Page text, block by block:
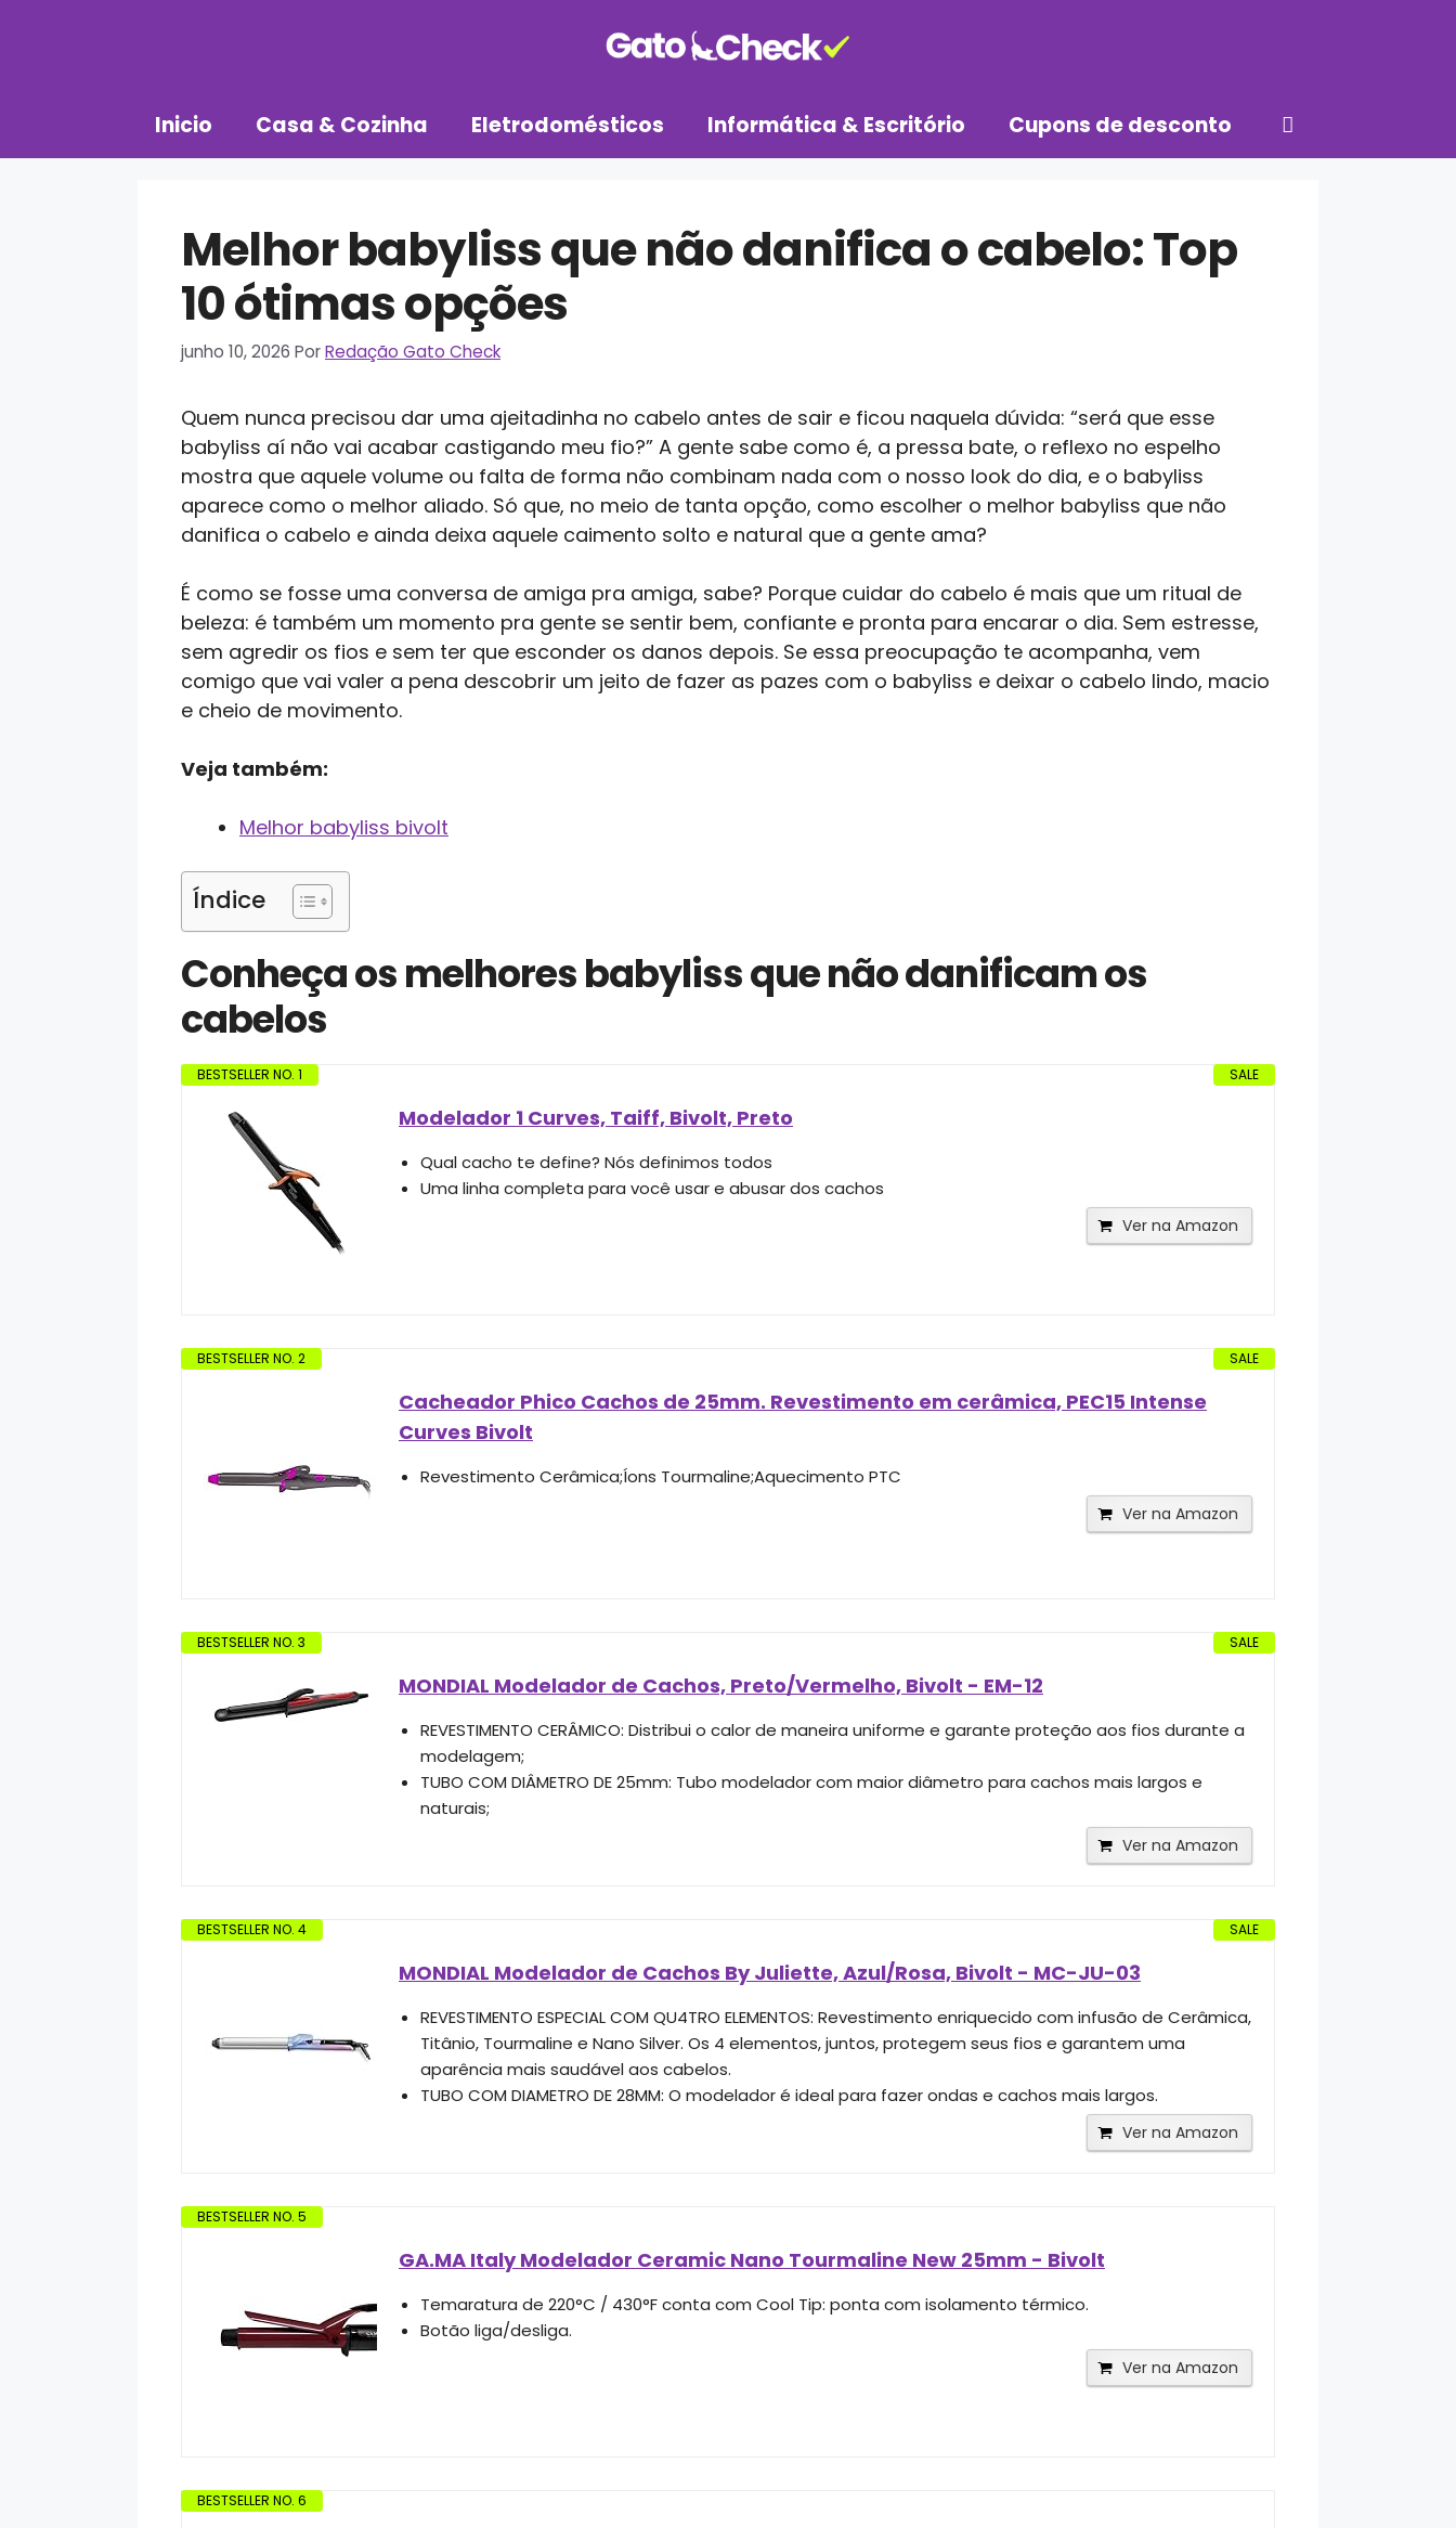
Inicio Casa & Cozinha Eletrodomésticos Informática & Escritório Cupons de desconto
Melhor babyliss que não danifica o cabelo: Top
10 ótimas opções
junho 10, 2026 PorRedação Gato Check
Quem nunca precisou dar uma ajeitadinha no cabelo antes de sair e ficou naquela dúvida: “será que esse
babyliss aí não vai acabar castigando meu fio?” A gente sabe como é, a pressa bate, o reflexo no espelho
mostra que aquele volume ou falta de forma não combinam nada com o nosso look do dia, e o babyliss
aparece como o melhor aliado. Só que, no meio de tanta opção, como escolher o melhor babyliss que não
danifica o cabelo e ainda deixa aquele caimento solto e natural que a gente ama?
É como se fosse uma conversa de amiga pra amiga, sabe? Porque cuidar do cabelo é mais que um ritual de
beleza: é também um momento pra gente se sentir bem, confiante e pronta para encarar o dia. Sem estresse,
sem agredir os fios e sem ter que esconder os danos depois. Se essa preocupação te acompanha, vem
comigo que vai valer a pena descobrir um jeito de fazer as pazes com o babyliss e deixar o cabelo lindo, macio
e cheio de movimento.
Veja também:
Melhor babyliss bivolt
Índice
Conheça os melhores babyliss que não danificam os
cabelos
SALE
BESTSELLER NO. 1
Modelador 1 Curves, Taiff, Bivolt, Preto
Qual cacho te define? Nós definimos todos
Uma linha completa para você usar e abusar dos cachos
Ver na Amazon
SALE
BESTSELLER NO. 2
Cacheador Phico Cachos de 25mm. Revestimento em cerâmica, PEC15 Intense
Curves Bivolt
Revestimento Cerâmica;Íons Tourmaline;Aquecimento PTC
Ver na Amazon
SALE
BESTSELLER NO. 3
MONDIAL Modelador de Cachos, Preto/Vermelho, Bivolt - EM-12
REVESTIMENTO CERÂMICO: Distribui o calor de maneira uniforme e garante proteção aos fios durante a
modelagem;
TUBO COM DIÂMETRO DE 25mm: Tubo modelador com maior diâmetro para cachos mais largos e
naturais;
Ver na Amazon
SALE
BESTSELLER NO. 4
MONDIAL Modelador de Cachos By Juliette, Azul/Rosa, Bivolt - MC-JU-03
REVESTIMENTO ESPECIAL COM QU4TRO ELEMENTOS: Revestimento enriquecido com infusão de Cerâmica,
Titânio, Tourmaline e Nano Silver. Os 4 elementos, juntos, protegem seus fios e garantem uma
aparência mais saudável aos cabelos.
TUBO COM DIAMETRO DE 28MM: O modelador é ideal para fazer ondas e cachos mais largos.
Ver na Amazon
BESTSELLER NO. 5
GA.MA Italy Modelador Ceramic Nano Tourmaline New 25mm - Bivolt
Temaratura de 220°C / 430°F conta com Cool Tip: ponta com isolamento térmico.
Botão liga/desliga.
Ver na Amazon
BESTSELLER NO. 6